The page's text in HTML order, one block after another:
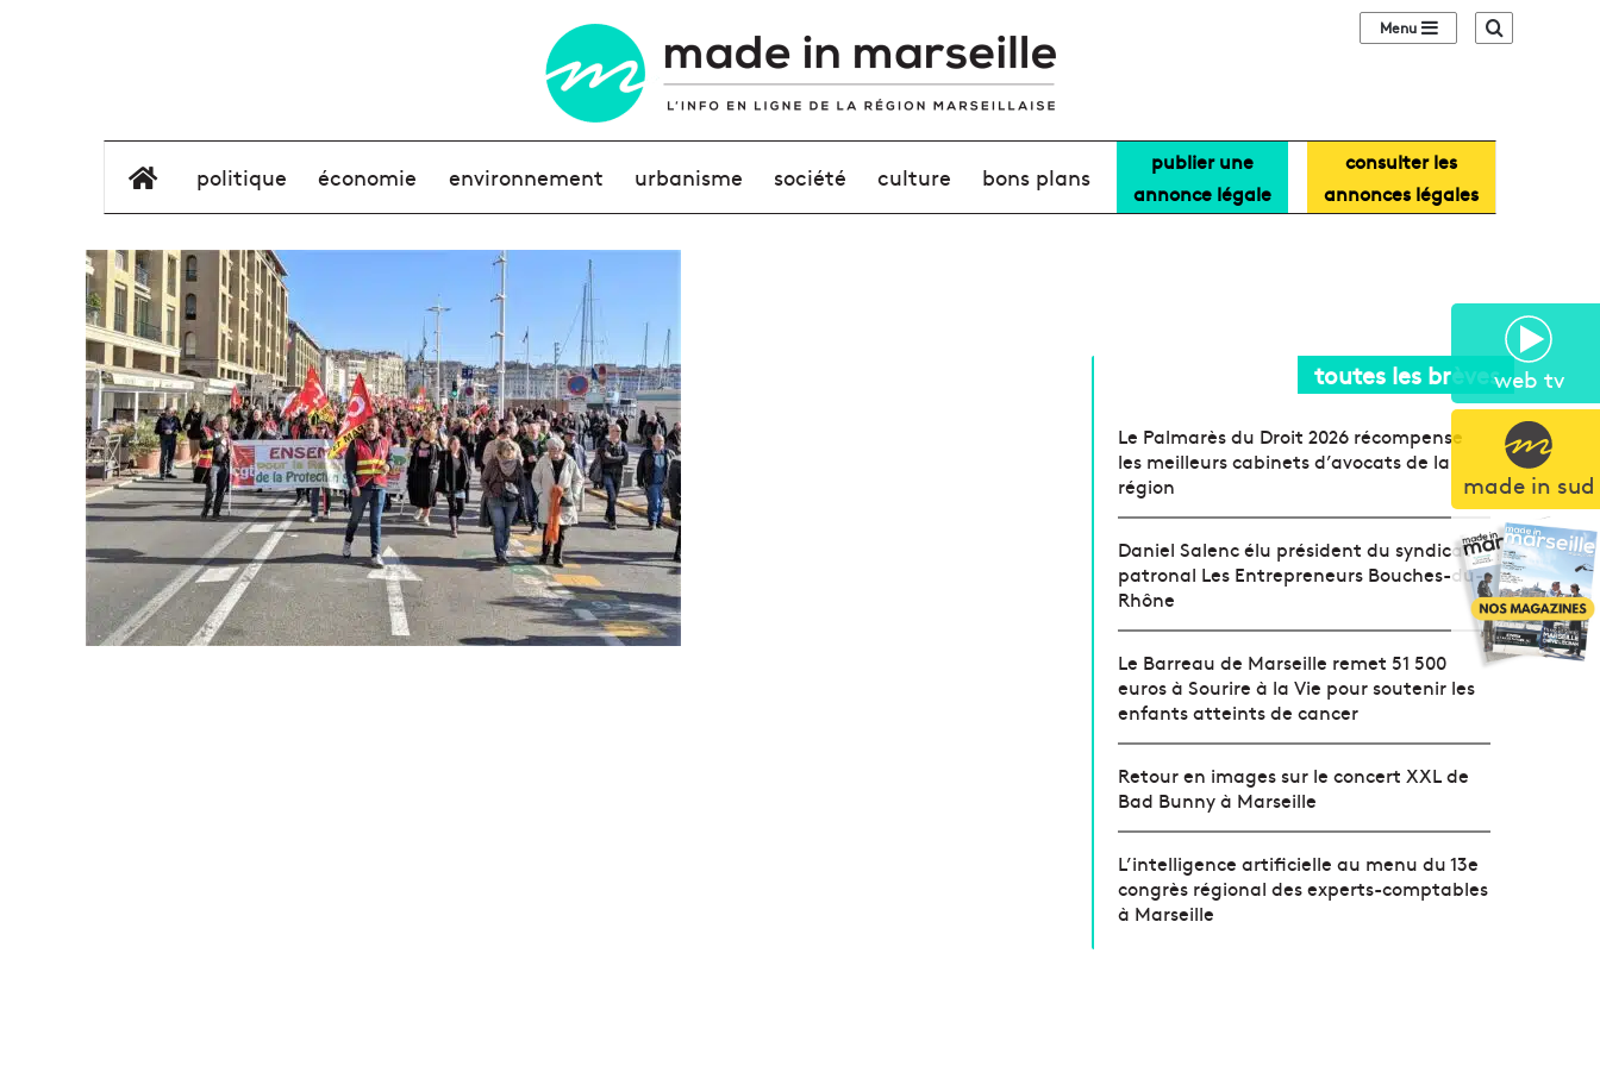
web tv
made in sud
Sidebar (barre
élément de menu
politique économie environnement urbanisme société culture bons plans
publier une
annonce légale
consulter les
annonces légales
toutes les brèves
Le Palmarès du Droit 2026 récompense
les meilleurs cabinets d’avocats de la
région
Daniel Salenc élu président du syndicat
patronal Les Entrepreneurs Bouches-du-
Rhône
Le Barreau de Marseille remet 51 500
euros à Sourire à la Vie pour soutenir les
enfants atteints de cancer
Retour en images sur le concert XXL de
Bad Bunny à Marseille
L’intelligence artificielle au menu du 13e
congrès régional des experts-comptables
à Marseille